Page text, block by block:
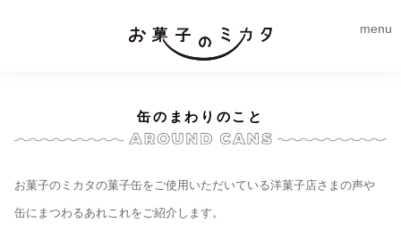
menu
缶のまわりのこと
お菓子のミカタの菓子缶をご使用いただいている洋菓子店さまの声や
缶にまつわるあれこれをご紹介します。